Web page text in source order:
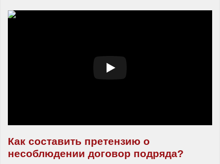
Как составить претензию о
несоблюдении договор подряда?